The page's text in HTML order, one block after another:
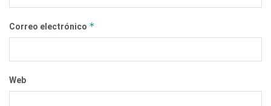
Correo electrónico *
Web